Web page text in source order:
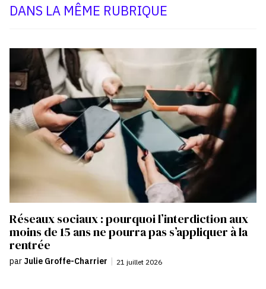
DANS LA MÊME RUBRIQUE
Réseaux sociaux : pourquoi l’interdiction aux
moins de 15 ans ne pourra pas s’appliquer à la
rentrée
par Julie Groffe-Charrier | 21 juillet 2026